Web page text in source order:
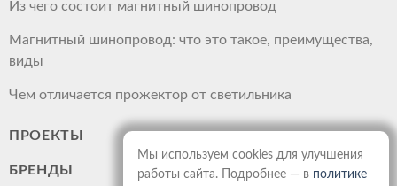
Из чего состоит магнитный шинопровод
Магнитный шинопровод: что это такое, преимущества,
виды
Чем отличается прожектор от светильника
ПРОЕКТЫ
БРЕНДЫ
Мы используем cookies для улучшения
работы сайта. Подробнее — в политике